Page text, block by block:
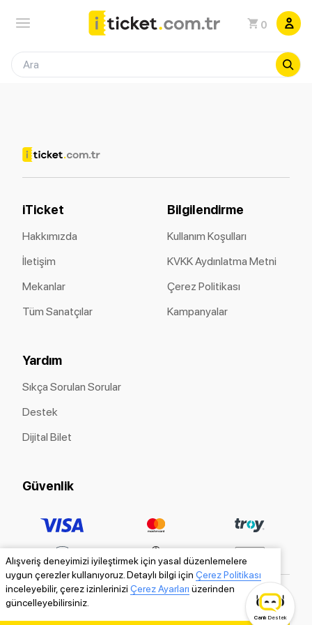
0
Alışveriş deneyimizi iyileştirmek için yasal düzenlemelere
uygun çerezler kullanıyoruz. Detaylı bilgi için Çerez Politikası
inceleyebilir, çerez izinlerinizi Çerez Ayarları üzerinden
güncelleyebilirsiniz.
iTicket
Hakkımızda
İletişim
Mekanlar
Tüm Sanatçılar
Bilgilendirme
Kullanım Koşulları
KVKK Aydınlatma Metni
Çerez Politikası
Kampanyalar
Yardım
Sıkça Sorulan Sorular
Destek
Dijital Bilet
Güvenlik
Canlı Destek